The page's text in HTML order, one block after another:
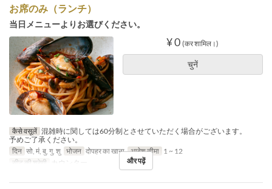
お席のみ（ランチ）
当日メニューよりお選びください。
¥ 0 (कर शामिल।)
चुनें
कैसे वसूलें 混雑時に関しては60分制とさせていただく場合がございます。
予めご了承ください。
दिन सो, मं, बु, गु, शु भोजन दोपहर का खाना आदेश सीमा 1 ~ 12
सीट की श्रेणी
カウンター और पढ़ें